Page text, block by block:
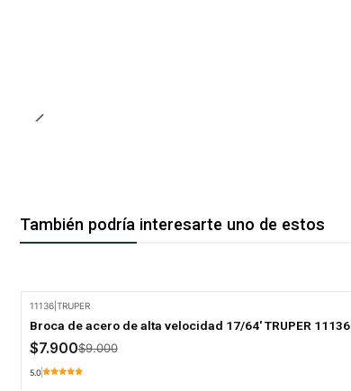
También podría interesarte uno de estos
11136| TRUPER
Broca de acero de alta velocidad 17/64' TRUPER 11136
$7.900$9.000
5.0